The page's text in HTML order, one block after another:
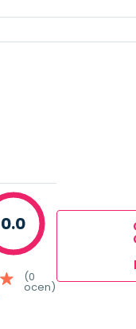
0.0
(0
ocen)